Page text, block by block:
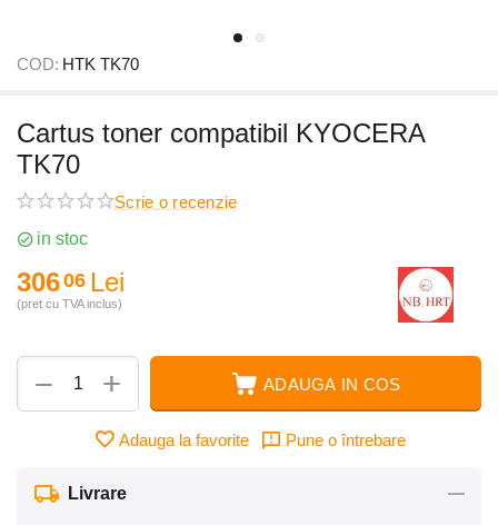
COD: HTK TK70
Cartus toner compatibil KYOCERA
TK70
Scrie o recenzie
in stoc
30606 Lei
(pret cu TVA inclus)
+
− ADAUGA IN COS
Adauga la favorite Pune o întrebare
Livrare